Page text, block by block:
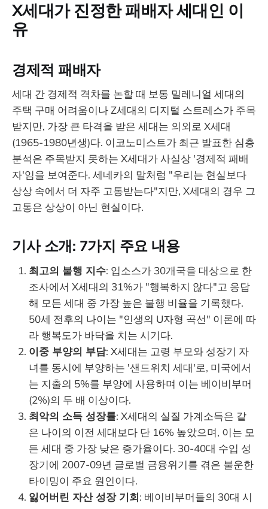
X세대가 진정한 패배자 세대인 이
유
경제적 패배자
세대 간 경제적 격차를 논할 때 보통 밀레니얼 세대의
주택 구매 어려움이나 Z세대의 디지털 스트레스가 주목
받지만, 가장 큰 타격을 받은 세대는 의외로 X세대
(1965-1980년생)다. 이코노미스트가 최근 발표한 심층
분석은 주목받지 못하는 X세대가 사실상 '경제적 패배
자'임을 보여준다. 세네카의 말처럼 "우리는 현실보다
상상 속에서 더 자주 고통받는다"지만, X세대의 경우 그
고통은 상상이 아닌 현실이다.
기사 소개: 7가지 주요 내용
최고의 불행 지수: 입소스가 30개국을 대상으로 한
조사에서 X세대의 31%가 "행복하지 않다"고 응답
해 모든 세대 중 가장 높은 불행 비율을 기록했다.
50세 전후의 나이는 "인생의 U자형 곡선" 이론에 따
라 행복도가 바닥을 치는 시기다.
이중 부양의 부담: X세대는 고령 부모와 성장기 자
녀를 동시에 부양하는 '샌드위치 세대'로, 미국에서
는 지출의 5%를 부양에 사용하며 이는 베이비부머
(2%)의 두 배 이상이다.
최악의 소득 성장률: X세대의 실질 가계소득은 같
은 나이의 이전 세대보다 단 16% 높았으며, 이는 모
든 세대 중 가장 낮은 증가율이다. 30-40대 수입 성
장기에 2007-09년 글로벌 금융위기를 겪은 불운한
타이밍이 주요 원인이다.
잃어버린 자산 성장 기회: 베이비부머들의 30대 시